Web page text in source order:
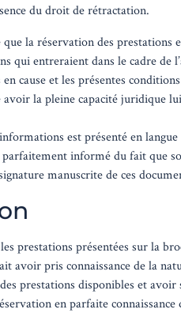
du droit de rétractation.
la réservation des prestations
qui entreraient dans le cadre
cause et les présentes
la pleine capacité juridique
est présenté en langue
informé du fait que
manuscrite de ces
prestations présentées sur la
avoir pris connaissance de la
prestations disponibles et
en parfaite connaissance